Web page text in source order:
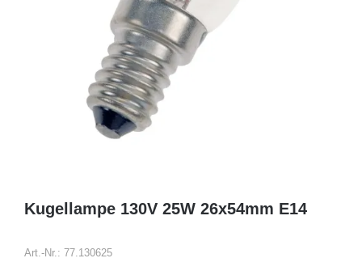
Kugellampe 130V 25W 26x54mm E14
Art.-Nr.: 77.130625